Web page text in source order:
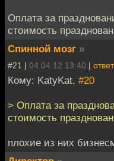
Оплата за
стоимость
Спинной мозг »
#21 | 04.04.12 13:40 |
Кому: KatyKat, #20
> Оплата за
стоимость
плохие из них